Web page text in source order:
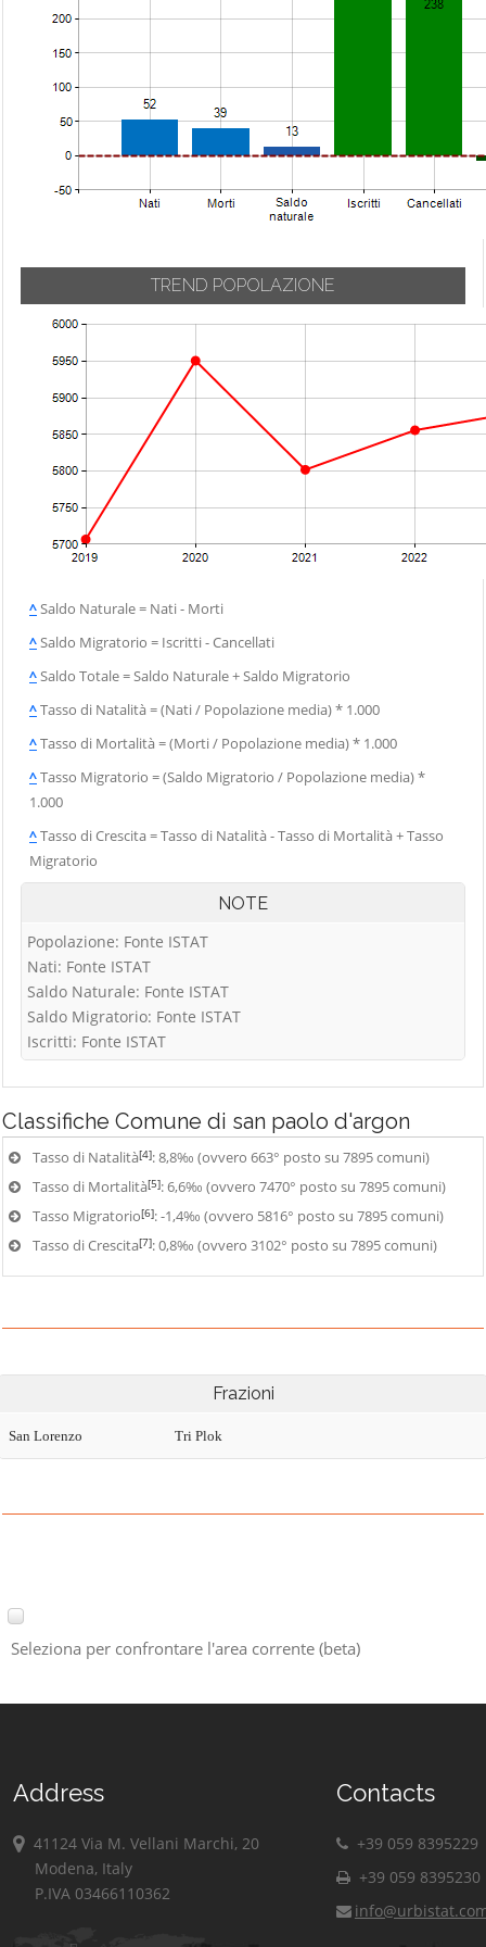
Cavernago
Cazzano
Cerete
Chignolo d'Isola
Cisano
Bergamasco
Ciserano
Cividate al Piano
Clusone
Colere
Cologno al Serio
Colzate
Comun Nuovo
Cornalba
Mozzanica
Olmo al Brembo
Oneta
Orio al Serio
Ornica
Osio Sotto
Pagazzano
Paladina
Palazzago
Palosco
Parzanica
Pedrengo
Peia
Pianico
Valgoglio
Valnegra
Vedeseta
Verdellino
Vertova
Viadanica
Vigano San
Martino
Villa d'Almè
Villongo
Vilminore di
Scalve
Zandobbio
Zanica
TREND POPOLAZIONE
^Saldo Naturale = Nati - Morti
^Saldo Migratorio = Iscritti - Cancellati
^Saldo Totale = Saldo Naturale + Saldo Migratorio
^Tasso di Natalità = (Nati / Popolazione media) * 1.000
^Tasso di Mortalità = (Morti / Popolazione media) * 1.000
^Tasso Migratorio = (Saldo Migratorio / Popolazione media) *
1.000
^Tasso di Crescita = Tasso di Natalità - Tasso di Mortalità + Tasso
Migratorio
NOTE
Popolazione: Fonte ISTAT
Nati: Fonte ISTAT
Saldo Naturale: Fonte ISTAT
Saldo Migratorio: Fonte ISTAT
Iscritti: Fonte ISTAT
Classifiche Comune di san paolo d'argon
Tasso di Natalità[4]: 8,8‰ (ovvero 663° posto su 7895 comuni)
Tasso di Mortalità[5]: 6,6‰ (ovvero 7470° posto su 7895 comuni)
Tasso Migratorio[6]: -1,4‰ (ovvero 5816° posto su 7895 comuni)
Tasso di Crescita[7]: 0,8‰ (ovvero 3102° posto su 7895 comuni)
Frazioni
San Lorenzo Tri Plok
Seleziona per confrontare l'area corrente (beta)
Address
41124 Via M. Vellani Marchi, 20
Modena, Italy
P.IVA 03466110362
Contacts
+39 059 8395229
+39 059 8395230